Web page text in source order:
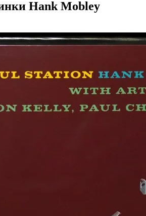
Hank Mobley